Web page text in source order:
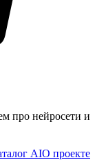
про нейросети и
AIО проекте